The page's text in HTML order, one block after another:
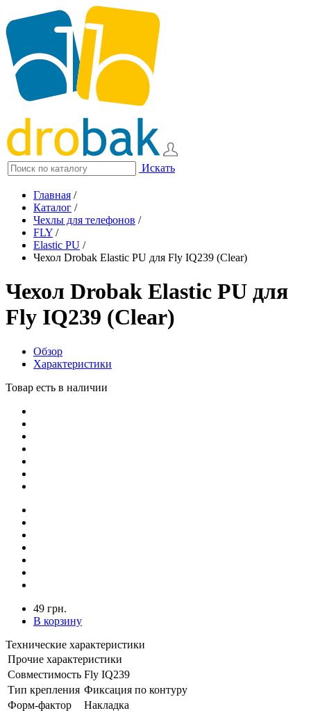
Искать
Главная /
Каталог /
Чехлы для телефонов /
FLY /
Elastic PU /
Чехол Drobak Elastic PU для Fly IQ239 (Clear)
Чехол Drobak Elastic PU для
Fly IQ239 (Clear)
Обзор
Характеристики
Товар есть в наличии
49 грн.
В корзину
Технические характеристики
Прочие характеристики
Совместимость Fly IQ239
Тип крепления Фиксация по контуру
Форм-фактор
Накладка